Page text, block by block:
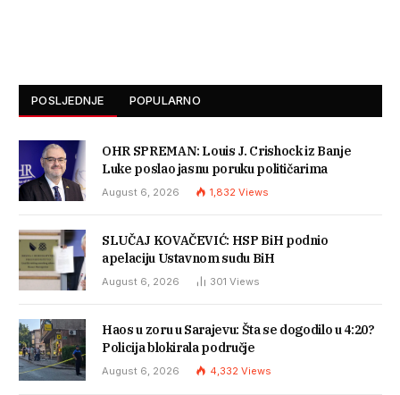
POSLJEDNJE POPULARNO
OHR SPREMAN: Louis J. Crishock iz Banje
Luke poslao jasnu poruku političarima
August 6, 2026 1,832 Views
SLUČAJ KOVAČEVIĆ: HSP BiH podnio
apelaciju Ustavnom sudu BiH
August 6, 2026 301 Views
Haos u zoru u Sarajevu: Šta se dogodilo u 4:20?
Policija blokirala područje
August 6, 2026 4,332 Views